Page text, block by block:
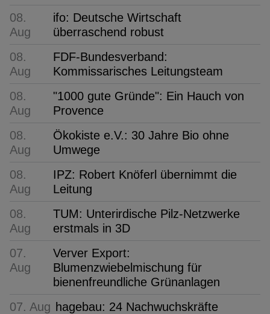
08.
Aug
ifo: Deutsche Wirtschaft
überraschend robust
08.
Aug
FDF-Bundesverband:
Kommissarisches Leitungsteam
08.
Aug
"1000 gute Gründe": Ein Hauch von
Provence
08.
Aug
Ökokiste e.V.: 30 Jahre Bio ohne
Umwege
08.
Aug
IPZ: Robert Knöferl übernimmt die
Leitung
08.
Aug
TUM: Unterirdische Pilz-Netzwerke
erstmals in 3D
07.
Aug
Verver Export:
Blumenzwiebelmischung für
bienenfreundliche Grünanlagen
07. Aug hagebau: 24 Nachwuchskräfte